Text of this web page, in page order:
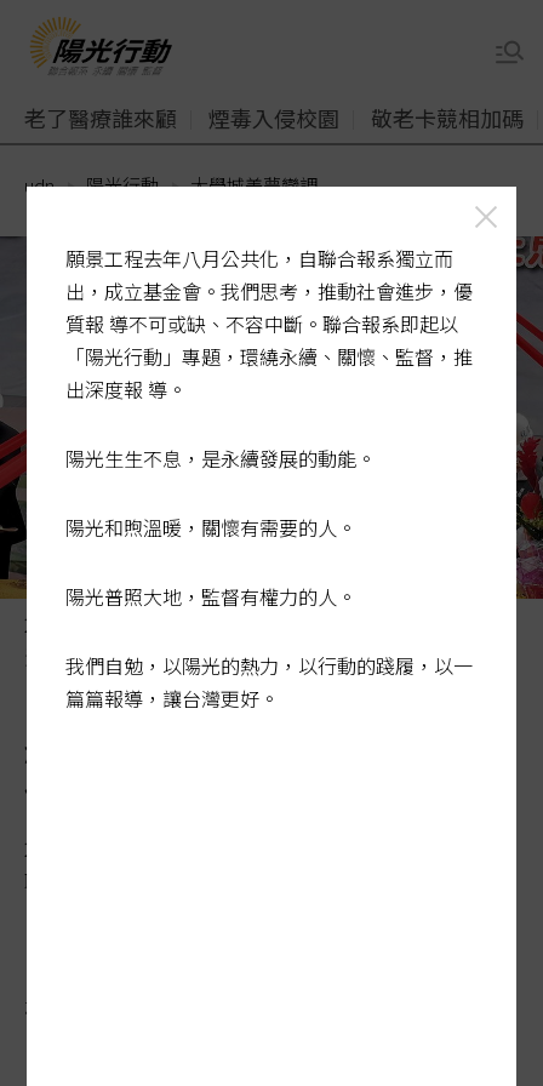
老了醫療誰來顧 煙毒入侵校園 敬老卡競相加碼
udn 陽光行動 大學城美夢變調
2022年11月蔡英文總統（左二）主持海大觀音校區藻礁暨
海洋生態館動土。圖／聯合報系資料照片
航空城多校計畫卡關 桃市府
做最壞打算「收回土地」
2024-02-25 02:24:04
聯合報 / 記者朱冠諭／桃園報導
桃園開發航空城、捷運等大型公共建設，吸
願景工程去年八月公共化，自聯合報系獨立而
出，成立基金會。我們思考，推動社會進步，優
質報 導不可或缺、不容中斷。聯合報系即起以
「陽光行動」專題，環繞永續、關懷、監督，推
出深度報 導。
陽光生生不息，是永續發展的動能。
陽光和煦溫暖，關懷有需要的人。
陽光普照大地，監督有權力的人。
我們自勉，以陽光的熱力，以行動的踐履，以一
篇篇報導，讓台灣更好。